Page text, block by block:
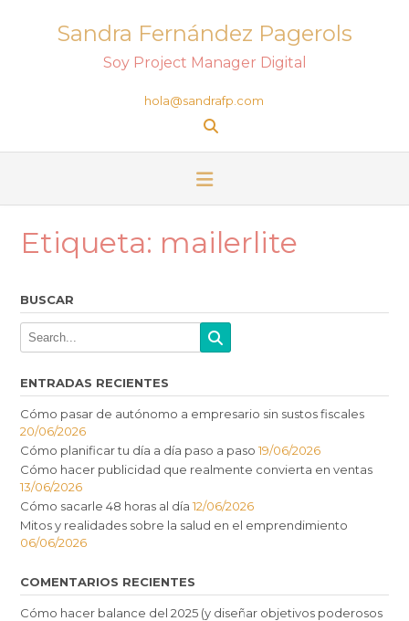
Sandra Fernández Pagerols
Soy Project Manager Digital
hola@sandrafp.com
Etiqueta: mailerlite
BUSCAR
ENTRADAS RECIENTES
Cómo pasar de autónomo a empresario sin sustos fiscales
20/06/2026
Cómo planificar tu día a día paso a paso 19/06/2026
Cómo hacer publicidad que realmente convierta en ventas
13/06/2026
Cómo sacarle 48 horas al día 12/06/2026
Mitos y realidades sobre la salud en el emprendimiento
06/06/2026
COMENTARIOS RECIENTES
Cómo hacer balance del 2025 (y diseñar objetivos poderosos